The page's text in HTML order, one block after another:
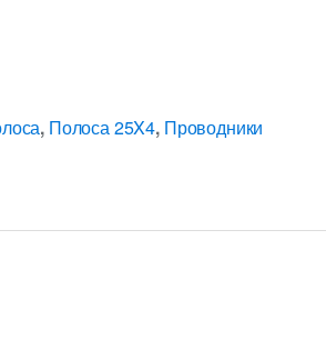
, Полоса 25X4, Проводники